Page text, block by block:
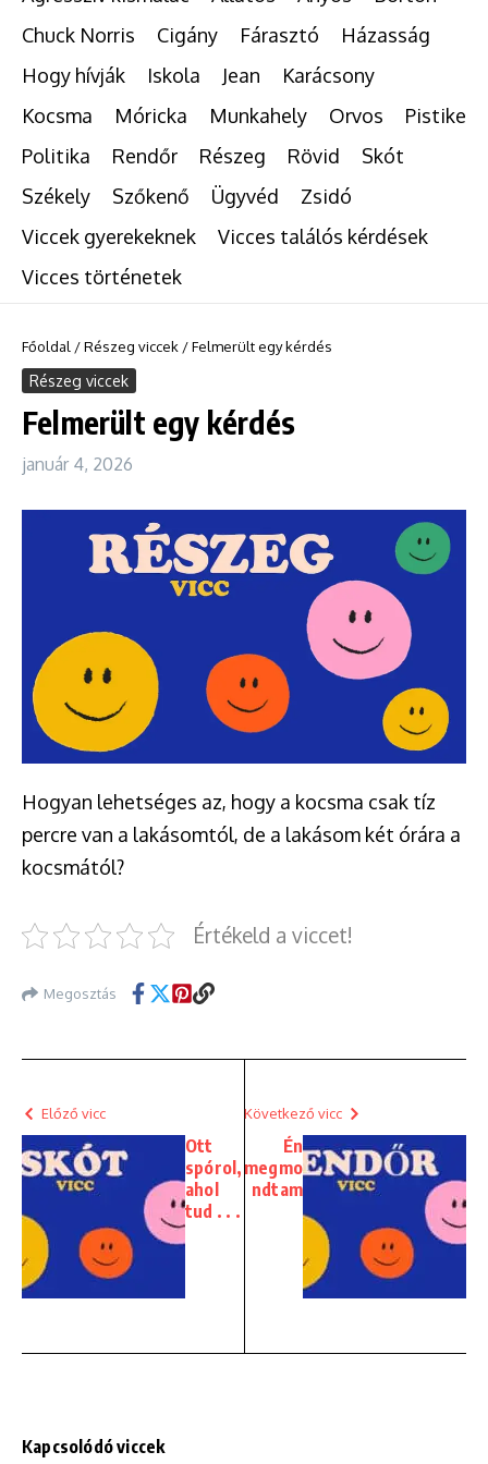
Chuck Norris
Cigány Fárasztó
Házasság
Hogy hívják
Iskola Jean
Karácsony
Kocsma
Móricka Munkahely Orvos
Pistike
Politika
Rendőr Részeg Rövid
Skót
Székely
Szőkenő Ügyvéd
Zsidó
Viccek gyerekeknek
Vicces találós kérdések
Vicces történetek
Főoldal /Részeg viccek /Felmerült egy kérdés
Részeg viccek
Felmerült egy kérdés
január 4, 2026
Hogyan lehetséges az, hogy a kocsma csak tíz
percre van a lakásomtól, de a lakásom két órára a
kocsmától?
Értékeld a viccet!
Megosztás
Előző vicc
Ott
spórol,
ahol
tud . . .
Következő vicc
Én
megmo
ndtam
Kapcsolódó viccek